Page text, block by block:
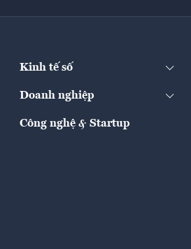
Kinh tế số
Doanh nghiệp
Công nghệ & Startup